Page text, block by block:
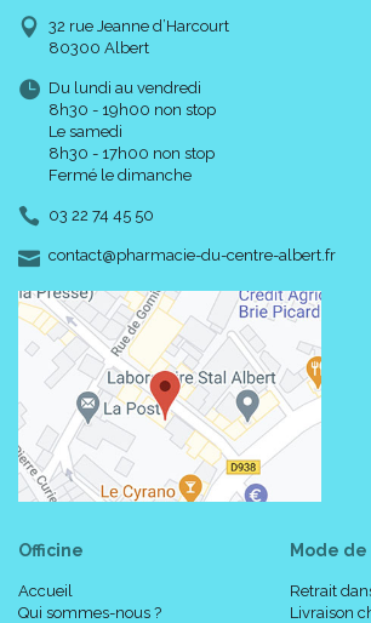
32 rue Jeanne d’Harcourt
80300 Albert
Du lundi au vendredi
8h30 - 19h00 non stop
Le samedi
8h30 - 17h00 non stop
Fermé le dimanche
03 22 74 45 50
contact-
@-
pharmacie-du-centre-albert.fr
Officine
Accueil
Qui sommes-nous ?
Mode
Retrait
Livraison